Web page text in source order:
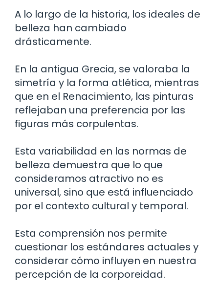
A lo largo de la historia, los ideales de
belleza han cambiado
drásticamente.
En la antigua Grecia, se valoraba la
simetría y la forma atlética, mientras
que en el Renacimiento, las pinturas
reflejaban una preferencia por las
figuras más corpulentas.
Esta variabilidad en las normas de
belleza demuestra que lo que
consideramos atractivo no es
universal, sino que está influenciado
por el contexto cultural y temporal.
Esta comprensión nos permite
cuestionar los estándares actuales y
considerar cómo influyen en nuestra
percepción de la corporeidad.